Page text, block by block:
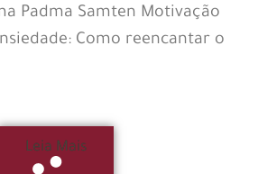
Padma Samten Motivação
Como reencantar o
Leia Mais